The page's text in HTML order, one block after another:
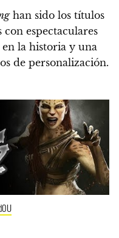
han sido los títulos
espectaculares
la historia y una
de personalización.